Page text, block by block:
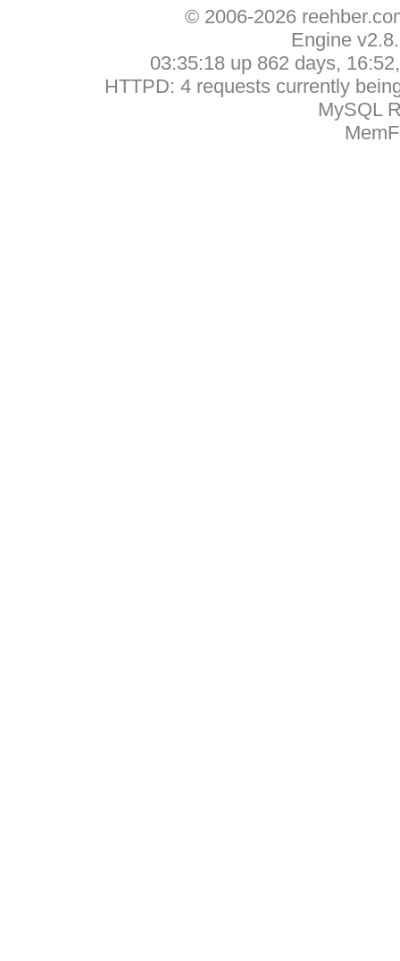
© 2006-2026
Engine
03:35:18 up 862 days,
HTTPD: 4 requests currently
MySQL